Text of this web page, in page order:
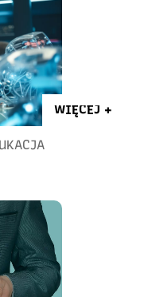
WIĘCEJ +